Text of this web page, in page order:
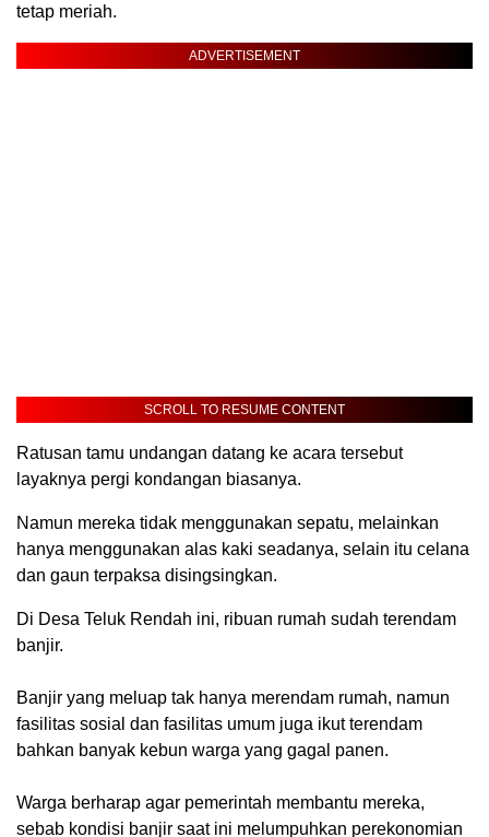
tetap meriah.
ADVERTISEMENT
SCROLL TO RESUME CONTENT
Ratusan tamu undangan datang ke acara tersebut
layaknya pergi kondangan biasanya.
Namun mereka tidak menggunakan sepatu, melainkan
hanya menggunakan alas kaki seadanya, selain itu celana
dan gaun terpaksa disingsingkan.
Di Desa Teluk Rendah ini, ribuan rumah sudah terendam
banjir.
Banjir yang meluap tak hanya merendam rumah, namun
fasilitas sosial dan fasilitas umum juga ikut terendam
bahkan banyak kebun warga yang gagal panen.
Warga berharap agar pemerintah membantu mereka,
sebab kondisi banjir saat ini melumpuhkan perekonomian